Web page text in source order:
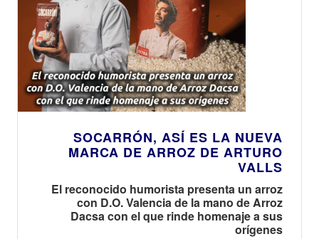
SOCARRÓN, ASÍ ES LA NUEVA
MARCA DE ARROZ DE ARTURO
VALLS
El reconocido humorista presenta un arroz
con D.O. Valencia de la mano de Arroz
Dacsa con el que rinde homenaje a sus
orígenes